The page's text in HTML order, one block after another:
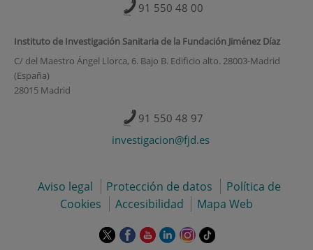
91 550 48 00
Instituto de Investigación Sanitaria de la Fundación Jiménez Díaz
C/ del Maestro Ángel Llorca, 6. Bajo B. Edificio alto. 28003-Madrid
(España)
28015 Madrid
91 550 48 97
investigacion@fjd.es
Aviso legal Protección de datos
Política de
Cookies
Accesibilidad Mapa Web
EsteEste EsteEsteEsteEnlace